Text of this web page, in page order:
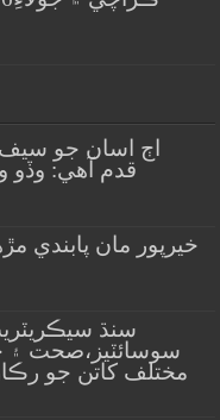
اڄ اسان جو سيف
قدم آهي: وڏو
خيرپور مان پابندي
سنڌ
سوسائٽيز،صحت ۽
مختلف کاتن جو